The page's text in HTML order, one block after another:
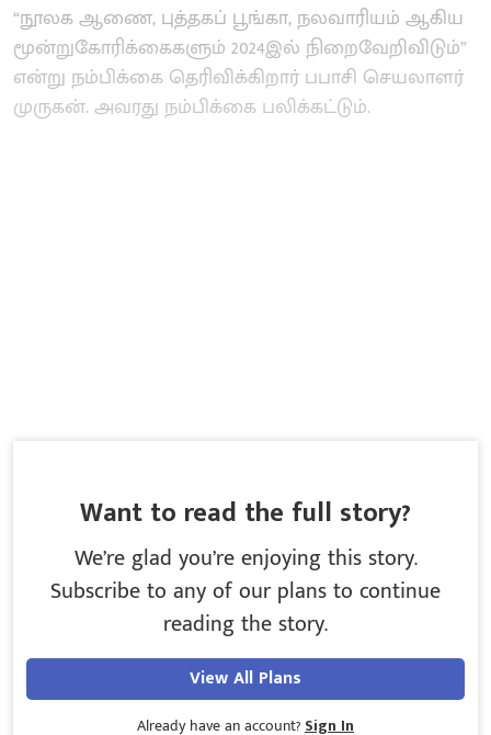
“நூலக ஆணை, புத்தகப் பூங்கா, நலவாரியம் ஆகிய
மூன்றுகோரிக்கைகளும் 2024இல் நிறைவேறிவிடும்”
என்று நம்பிக்கை தெரிவிக்கிறார் பபாசி செயலாளர்
முருகன். அவரது நம்பிக்கை பலிக்கட்டும்.
Want to read the full story?
We’re glad you’re enjoying this story.
Subscribe to any of our plans to continue
reading the story.
View All Plans
Already have an account? Sign In